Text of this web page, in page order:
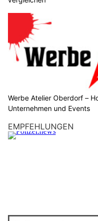
KMU Finanz AG hilft Ihrem
Steuersparakademie –